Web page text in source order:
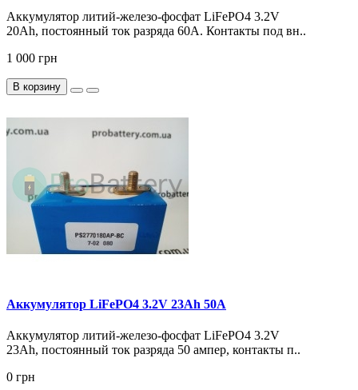
Аккумулятор литий-железо-фосфат LiFePO4 3.2V
20Ah, постоянный ток разряда 60А. Контакты под вн..
1 000 грн
В корзину
Аккумулятор LiFePO4 3.2V 23Ah 50А
Аккумулятор литий-железо-фосфат LiFePO4 3.2V
23Ah, постоянный ток разряда 50 ампер, контакты п..
0 грн